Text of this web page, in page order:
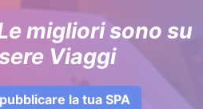
migliori sono su
Viaggi
la tua SPA